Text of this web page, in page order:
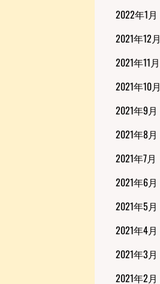
2022年1月
2021年12月
2021年11月
2021年10月
2021年9月
2021年8月
2021年7月
2021年6月
2021年5月
2021年4月
2021年3月
2021年2月